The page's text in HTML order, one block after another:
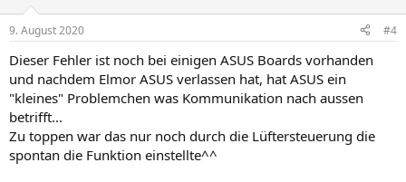
9. August 2020 #4
Dieser Fehler ist noch bei einigen ASUS Boards vorhanden
und nachdem Elmor ASUS verlassen hat, hat ASUS ein
"kleines" Problemchen was Kommunikation nach aussen
betrifft...
Zu toppen war das nur noch durch die Lüftersteuerung die
spontan die Funktion einstellte^^